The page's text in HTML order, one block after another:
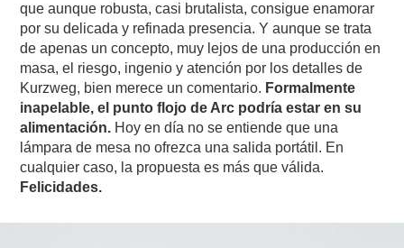
que aunque robusta, casi brutalista, consigue enamorar
por su delicada y refinada presencia. Y aunque se trata
de apenas un concepto, muy lejos de una producción en
masa, el riesgo, ingenio y atención por los detalles de
Kurzweg, bien merece un comentario. Formalmente
inapelable, el punto flojo de Arc podría estar en su
alimentación. Hoy en día no se entiende que una
lámpara de mesa no ofrezca una salida portátil. En
cualquier caso, la propuesta es más que válida.
Felicidades.